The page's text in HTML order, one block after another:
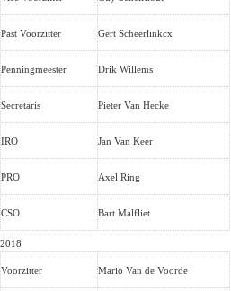
Past Voorzitter Gert Scheerlinkcx
Penningmeester Drik Willems
Secretaris Pieter Van Hecke
IRO Jan Van Keer
PRO Axel Ring
CSO Bart Malfliet
2018
Voorzitter Mario Van de Voorde